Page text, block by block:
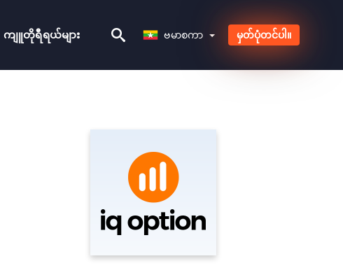
ဗမာစကာ
ကျူတိုရီရယ်များ ဗမာစကာ မှတ်ပုံတင်ပါ။